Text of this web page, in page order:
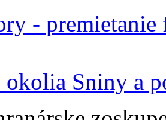
- premietanie
okolia Sniny a